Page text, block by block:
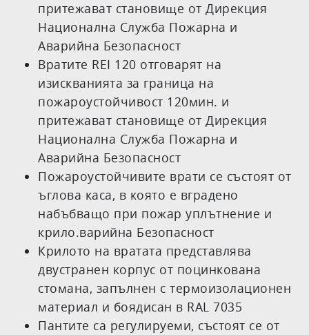
притежават становище от Дирекция
Национална Служба Пожарна и
Аварийна Безопасност
Вратите REI 120 отговарят на
изискванията за граница на
пожароустойчивост 120мин. и
притежават становище от Дирекция
Национална Служба Пожарна и
Аварийна Безопасност
Пожароустойчивите врати се състоят от
ъглова каса, в която е вградено
набъбващо при пожар уплътнение и
крило.варийна Безопасност
Крилото на вратата представлява
двустранен корпус от поцинкована
стомана, запълнен с термоизолационен
материал и боядисан в RAL 7035
Пантите са регулируеми, състоят се от